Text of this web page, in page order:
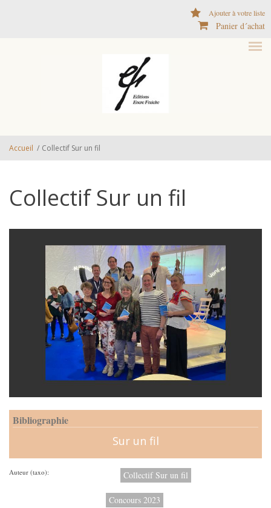
Ajouter à votre liste
Panier d´achat
Accueil / Collectif Sur un fil
Collectif Sur un fil
Bibliographie
Sur un fil
Auteur (taxo): Collectif Sur un fil
Concours 2023